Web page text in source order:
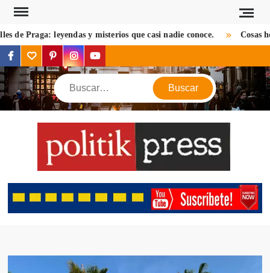
Saltar
contenido
Praga: leyendas y misterios que casi nadie conoce. Cosas
facebook
twitterpinterestinstagramyoutube
Buscar
mirada